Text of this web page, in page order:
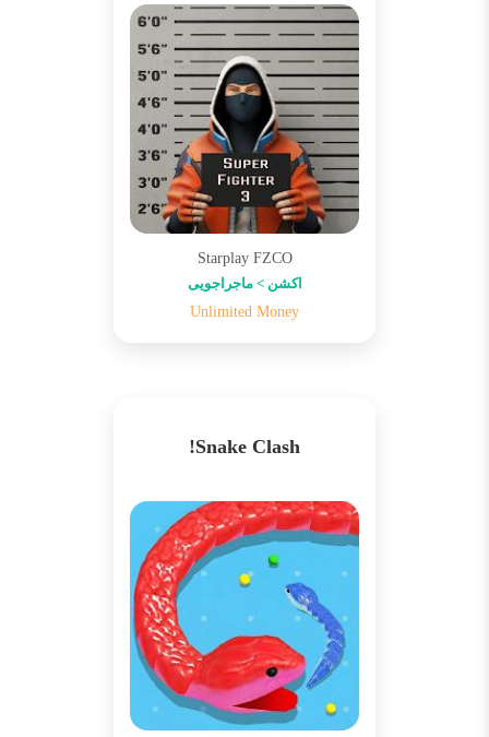
Starplay FZCO
اکشن > ماجراجویی
Unlimited Money
Snake Clash!